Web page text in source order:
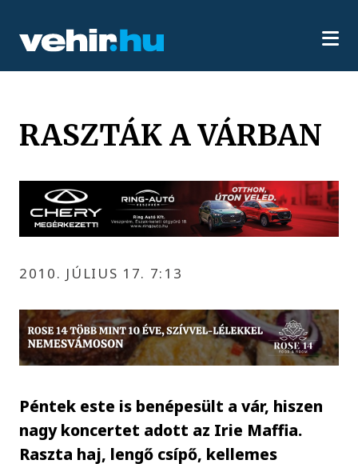
RASZTÁK A VÁRBAN
2010. JÚLIUS 17. 7:13
Péntek este is benépesült a vár, hiszen
nagy koncertet adott az Irie Maffia.
Raszta haj, lengő csípő, kellemes